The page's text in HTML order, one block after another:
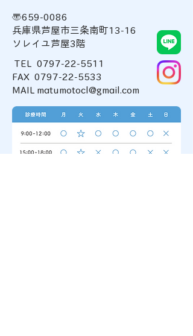
〒659-0086
兵庫県芦屋市三条南町13-16
ソレイユ芦屋3階
TEL
0797-22-5511
FAX 0797-22-5533
MAIL matumotocl@gmail.com